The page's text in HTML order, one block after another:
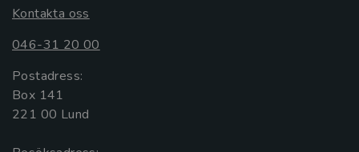
Kontakta oss
046-31 20 00
Postadress:
Box 141
221 00 Lund